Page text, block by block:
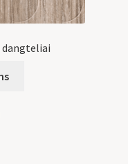
dangteliai